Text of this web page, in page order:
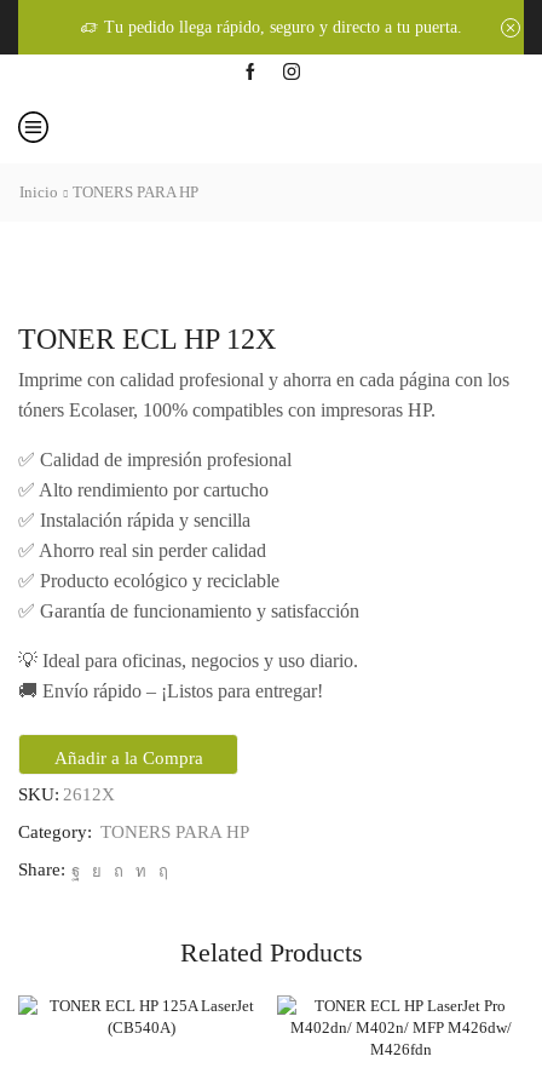
Tu pedido llega rápido, seguro y directo a tu puerta.
Inicio TONERS PARA HP
TONER ECL HP 12X
Imprime con calidad profesional y ahorra en cada página con los
tóners Ecolaser, 100% compatibles con impresoras HP.
✅ Calidad de impresión profesional
✅ Alto rendimiento por cartucho
✅ Instalación rápida y sencilla
✅ Ahorro real sin perder calidad
✅ Producto ecológico y reciclable
✅ Garantía de funcionamiento y satisfacción
💡 Ideal para oficinas, negocios y uso diario.
🚚 Envío rápido – ¡Listos para entregar!
Añadir a la Compra
SKU: 2612X
Category: TONERS PARA HP
Share:
Related Products